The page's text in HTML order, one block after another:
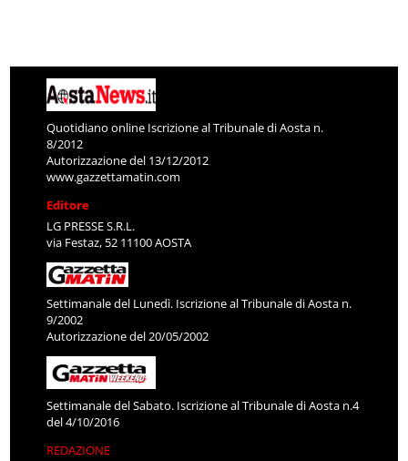
Quotidiano online Iscrizione al Tribunale di Aosta n.
8/2012
Autorizzazione del 13/12/2012
www.gazzettamatin.com
Editore
LG PRESSE S.R.L.
via Festaz, 52 11100 AOSTA
Settimanale del Lunedì. Iscrizione al Tribunale di Aosta n.
9/2002
Autorizzazione del 20/05/2002
Settimanale del Sabato. Iscrizione al Tribunale di Aosta n.4
del 4/10/2016
REDAZIONE